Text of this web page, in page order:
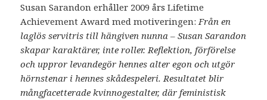
Susan Sarandon erhåller 2009 års Lifetime
Achievement Award med motiveringen:Från en
laglös servitris till hängiven nunna – Susan Sarandon
skapar karaktärer, inte roller. Reflektion, förförelse
och uppror levandegör hennes alter egon och utgör
hörnstenar i hennes skådespeleri. Resultatet blir
mångfacetterade kvinnogestalter, där feministisk